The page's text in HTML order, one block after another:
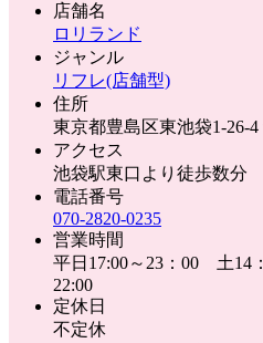
店舗名
ロリランド
ジャンル
リフレ(店舗型)
住所
東京都豊島区東池袋1-26-
アクセス
池袋駅東口より徒歩数分
電話番号
070-2820-0235
営業時間
平日17:00～23：00 土14
22:00
定休日
不定休